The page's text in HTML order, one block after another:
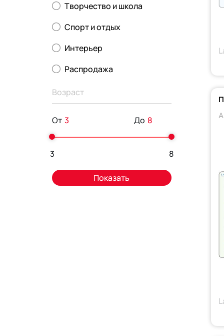
Творчество и школа
Спорт и отдых
Интерьер
Распродажа
Возраст
От До
3 8